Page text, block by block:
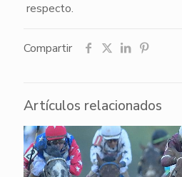
respecto.
Compartir
Artículos relacionados